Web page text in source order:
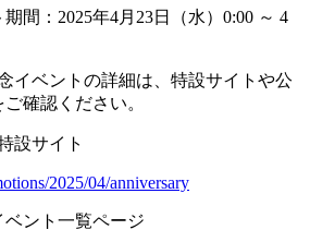
間：2025年4月23日（水）0:00 ～ 4
イベントの詳細は、特設サイトや公
確認ください。
設サイト
2025/04/anniversary
ベント一覧ページ